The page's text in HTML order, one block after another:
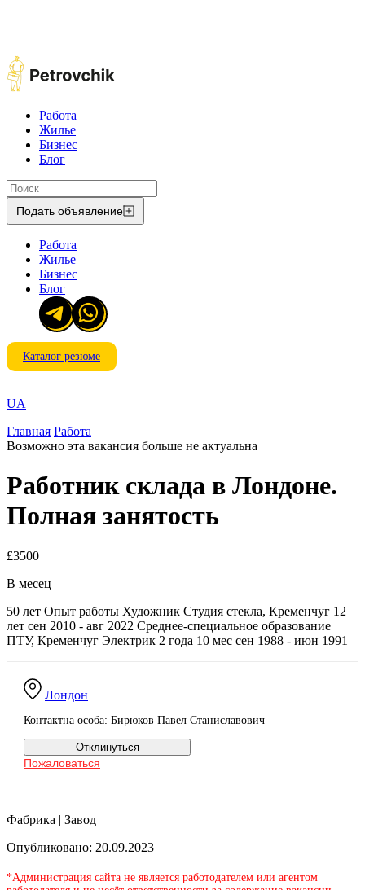
Работа
Жилье
Бизнес
Блог
Подать объявление
Работа
Жилье
Бизнес
Блог
Каталог резюме
UA
Главная Работа
Возможно эта вакансия больше не актуальна
Работник склада в Лондоне.
Полная занятость
£3500
В месец
Лондон
Контактна особа: Бирюков Павел Станиславович
Отклинуться
Пожаловаться
50 лет Опыт работы Художник Студия стекла, Кременчуг 12
лет сен 2010 - авг 2022 Среднее-специальное образование
ПТУ, Кременчуг Электрик 2 года 10 мес сен 1988 - июн 1991
Фабрика | Завод
Опубликовано: 20.09.2023
*Администрация сайта не является работодателем или агентом